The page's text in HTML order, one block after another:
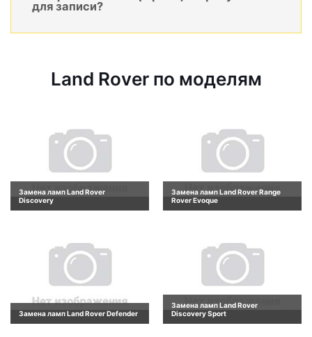
для записи?
Land Rover по моделям
Замена ламп Land Rover
Discovery
Замена ламп Land Rover Range
Rover Evoque
Замена ламп Land Rover Defender
Замена ламп Land Rover
Discovery Sport